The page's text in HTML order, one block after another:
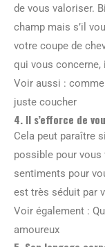
de vous valoriser.
champ mais s’il
votre coupe de
qui vous
Voir aussi :
juste coucher
4. Il s’efforce de
Cela peut paraître
possible pour vous
sentiments pour
est très séduit par
Voir également :
amoureux